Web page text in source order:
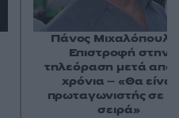
Πάνος
Επιστροφή στην
τηλεόραση μετά από
χρόνια – «Θα είναι
πρωταγωνιστής σε
σειρά»